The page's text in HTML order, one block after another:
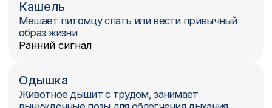
Приступы удушья
Острая дыхательная недостаточность, риск
отека легких
Нужно срочно ехать в клинику
Внезапные потери сознания,
сопровождающиеся побелением/посинением
языка
Нужно срочно ехать в клинику